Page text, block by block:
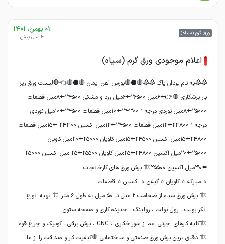
ورق گرم (سیاه) 01 بهمن، 1401
4 سال پیش
اعلام موجودی ورق گرم (سیاه)
🥀🥀به نام یزدان پاک 🥀🥀🔴⚫🔴بورس آهن ایمان 🔴⚫🔴👈🛑لیست ورق ریز
بار برشکاری 🛑👉⬅️۶میل ۲۶۵۰۰⬅️۶میل زرد و مشکی ۲۴۵۰۰⬅️۸میل قطعات
۲۵۰۰۰⬅️۸میل نوردی درجه ۱ ۲۴۳۰۰⬅️۱۰میل قطعات ۲۴۵۰۰⬅️۱۰میل نوردی
درجه ۱ ۲۳۸۰۰⬅️۱۲میل قطعات ۲۴۵۰۰⬅️۱۲میل اکسین ۲۴۳۰۰ ⬅️۱۵میل قطعات
۲۴۸۰۰⬅️۱۵میل اکسین ۲۴۵۰۰⬅️۱۵میل کاویان ۲۵۰۰۰⬅️۲۰میل کاویان
۲۵۰۰۰⬅️۲۰میل اکسین ۲۴۸۰۰⬅️۲۵میل کاویان ۲۵۵۰۰⬅️۲۵ میل اکسین ۲۵۰۰۰
🏗 برش ورق سیاه از ضخامت ۲ میل تا ۵۰ میل به طول ۶ متر 🏗 تهیه انواع
🏗 دقیق ترین برش ورق صنعتی و ساختمانی 🛑کیفیت کار و صداقت را از ما